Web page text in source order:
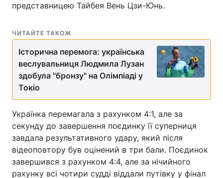
Тема оформлення
представницею Тайбея Вень Цзи-Юнь.
ЧИТАЙТЕ ТАКОЖ
Історична перемога: українська
веслувальниця Людмила Лузан
здобула "бронзу" на Олімпіаді у
Токіо
Українка перемагала з рахунком 4:1, але за
секунду до завершення поєдинку її суперниця
завдала результативного удару, який після
відеоповтору був оцінений в три бали. Поєдинок
завершився з рахунком 4:4, але за нічийного
рахунку всі чотири судді віддали путівку у фінал